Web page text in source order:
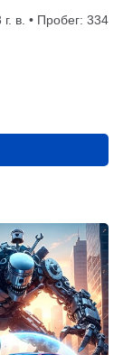
в. • Пробег: 334